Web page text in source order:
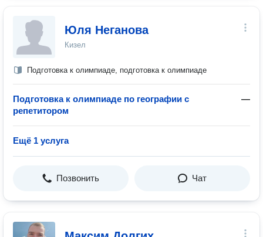
Юля Неганова
Кизел
Подготовка к олимпиаде, подготовка к олимпиаде
Подготовка к олимпиаде по географии с
репетитором
—
Ещё 1 услуга
Позвонить Чат